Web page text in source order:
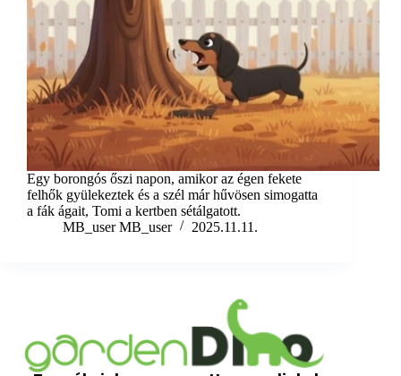
Egy borongós őszi napon, amikor az égen fekete
felhők gyülekeztek és a szél már hűvösen simogatta
a fák ágait, Tomi a kertben sétálgatott.
MB_user MB_user
2025.11.11.